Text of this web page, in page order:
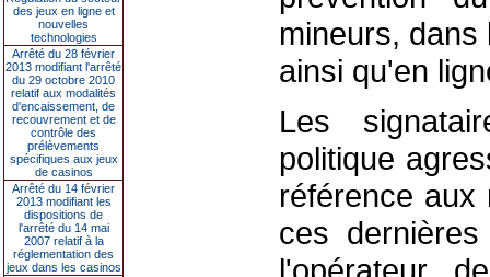
des jeux en ligne et
nouvelles
technologies
Arrêté du 28 février
2013 modifiant l'arrêté
du 29 octobre 2010
relatif aux modalités
d'encaissement, de
recouvrement et de
contrôle des
prélèvements
spécifiques aux jeux
de casinos
Arrêté du 14 février
2013 modifiant les
dispositions de
l'arrêté du 14 mai
2007 relatif à la
réglementation des
jeux dans les casinos
mineurs,
ainsi qu'en
Les
politique
référence aux
ces